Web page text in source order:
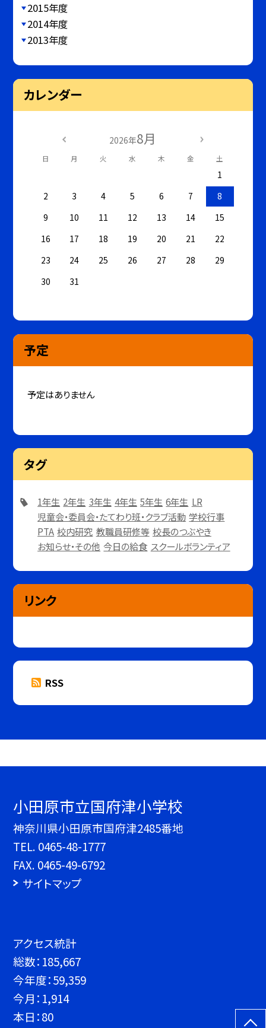
2015年度
2014年度
2013年度
カレンダー
2026年8月
日 月 火 水 木 金 土
1
2
3 4 5 6 7
8
9
10 11 12 13 14
15
16
17 18 19 20 21
22
23
24 25 26 27 28
29
30
31
予定
予定はありません
タグ
1年生 2年生 3年生 4年生 5年生 6年生 LR
児童会・委員会・たてわり班・クラブ活動 学校行事
PTA 校内研究 教職員研修等 校長のつぶやき
お知らせ・その他 今日の給食 スクールボランティア
リンク
RSS
小田原市立国府津小学校
神奈川県小田原市国府津2485番地
TEL. 0465-48-1777
FAX. 0465-49-6792
サイトマップ
アクセス統計
総数： 185,667
今年度：59,359
今月： 1,914
本日：80